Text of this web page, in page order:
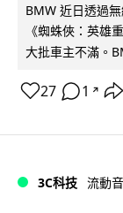
BMW 近日透過
《蜘蛛俠：英雄
大批車主不滿。
27 1 ↗
3C科技 流動